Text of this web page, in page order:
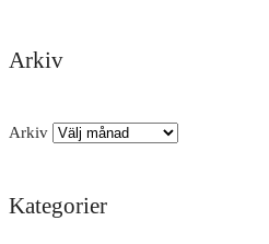
Arkiv
Arkiv
Kategorier